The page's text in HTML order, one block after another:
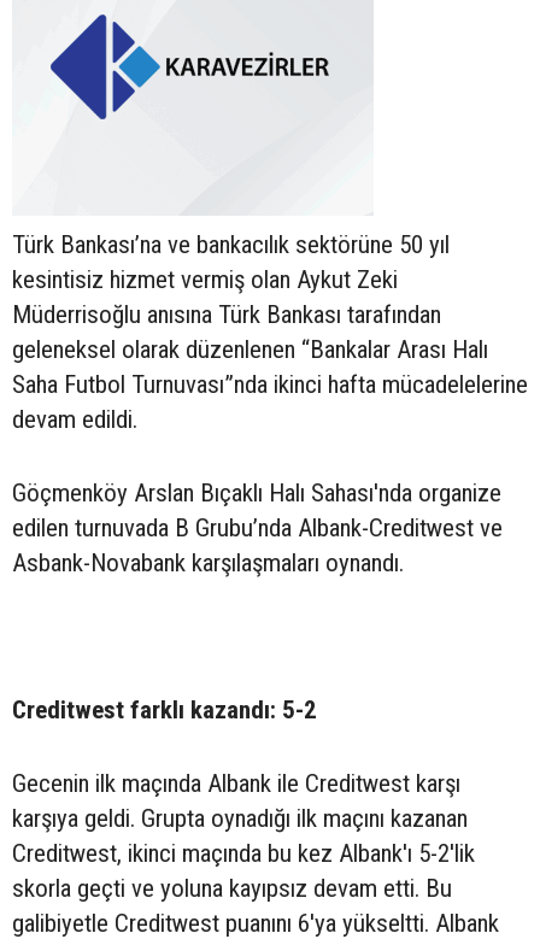
Türk Bankası’na ve bankacılık sektörüne 50 yıl
kesintisiz hizmet vermiş olan Aykut Zeki
Müderrisoğlu anısına Türk Bankası tarafından
geleneksel olarak düzenlenen “Bankalar Arası Halı
Saha Futbol Turnuvası”nda ikinci hafta mücadelelerine
devam edildi.
Göçmenköy Arslan Bıçaklı Halı Sahası'nda organize
edilen turnuvada B Grubu’nda Albank-Creditwest ve
Asbank-Novabank karşılaşmaları oynandı.
Creditwest farklı kazandı: 5-2
Gecenin ilk maçında Albank ile Creditwest karşı
karşıya geldi. Grupta oynadığı ilk maçını kazanan
Creditwest, ikinci maçında bu kez Albank'ı 5-2'lik
skorla geçti ve yoluna kayıpsız devam etti. Bu
galibiyetle Creditwest puanını 6'ya yükseltti. Albank